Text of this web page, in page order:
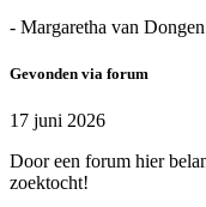
- Margaretha van Dongen
Gevonden via forum
17 juni 2026
Door een forum hier
zoektocht!